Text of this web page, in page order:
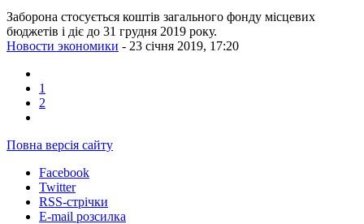
Заборона стосується коштів загального фонду місцевих
бюджетів і діє до 31 грудня 2019 року.
Новости экономики - 23 січня 2019, 17:20
1
2
Повна версія сайту
Facebook
Twitter
RSS-стрічки
E-mail розсилка